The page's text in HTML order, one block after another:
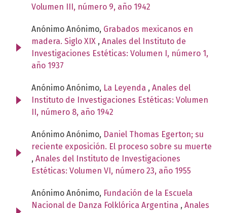
Volumen III, número 9, año 1942
Anónimo Anónimo, Grabados mexicanos en
madera. Siglo XIX , Anales del Instituto de
Investigaciones Estéticas: Volumen I, número 1,
año 1937
Anónimo Anónimo, La Leyenda , Anales del
Instituto de Investigaciones Estéticas: Volumen
II, número 8, año 1942
Anónimo Anónimo, Daniel Thomas Egerton; su
reciente exposición. El proceso sobre su muerte
, Anales del Instituto de Investigaciones
Estéticas: Volumen VI, número 23, año 1955
Anónimo Anónimo, Fundación de la Escuela
Nacional de Danza Folklórica Argentina , Anales